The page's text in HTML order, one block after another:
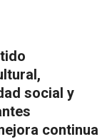
social y
continua